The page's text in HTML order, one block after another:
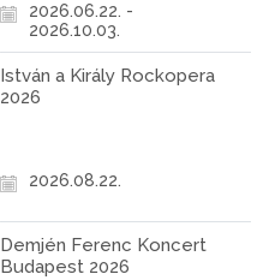
2026.06.22. -
2026.10.03.
István a Király Rockopera
2026
2026.08.22.
Demjén Ferenc Koncert
Budapest 2026